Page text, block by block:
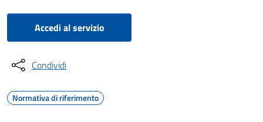
Accedi al servizio
Condividi
Normativa di riferimento